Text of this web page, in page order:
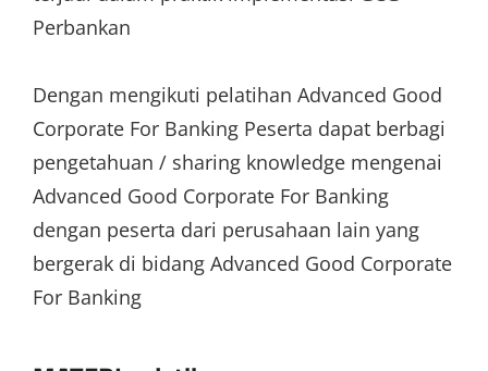
Perbankan
Dengan mengikuti pelatihan Advanced Good
Corporate For Banking Peserta dapat berbagi
pengetahuan / sharing knowledge mengenai
Advanced Good Corporate For Banking
dengan peserta dari perusahaan lain yang
bergerak di bidang Advanced Good Corporate
For Banking